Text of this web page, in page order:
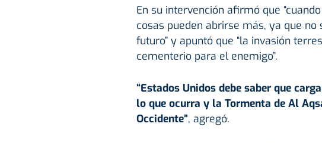
En su intervención afirmó que
cosas pueden abrirse más, ya que
futuro” y apuntó que “la invasión
cementerio para el enemigo”.
“Estados Unidos debe saber que
lo que ocurra y la Tormenta de Al
Occidente”, agregó.